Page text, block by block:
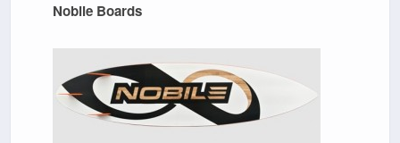
Nobile Boards